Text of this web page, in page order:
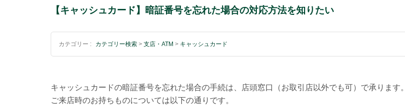
【キャッシュカード】暗証番号を忘れた場合の対応方法を知りたい
カテゴリー : カテゴリー検索 > 支店・ATM > キャッシュカード
キャッシュカードの暗証番号を忘れた場合の手続は、店頭窓口（お取引店以外でも可）で承ります。
ご来店時のお持ちものについては以下の通りです。